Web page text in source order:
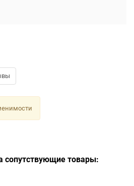
сопутствующие товары: